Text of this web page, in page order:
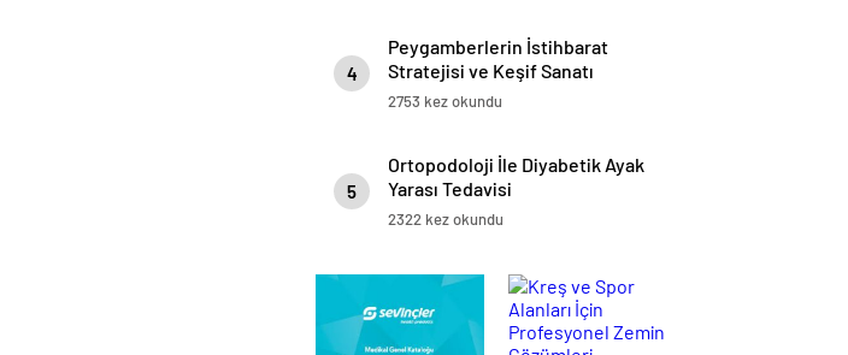
4
Peygamberlerin İstihbarat
Stratejisi ve Keşif Sanatı
2753 kez okundu
5
Ortopodoloji İle Diyabetik Ayak
Yarası Tedavisi
2322 kez okundu